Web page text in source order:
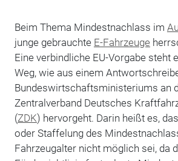
Beim Thema Mindestnachlass im
junge gebrauchte E-Fahrzeuge
Eine verbindliche EU-Vorgabe steht
Weg, wie aus einem
Bundeswirtschaftsministeriums an
Zentralverband Deutsches
(ZDK) hervorgeht. Darin heißt es,
oder Staffelung des
Fahrzeugalter nicht möglich sei, da